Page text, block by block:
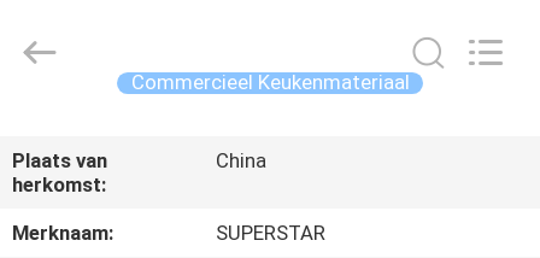
PRODUCTEN
equipments
limited.
Commercieel Keukenmateriaal
Plaats van
herkomst:
China
Merknaam:
SUPERSTAR